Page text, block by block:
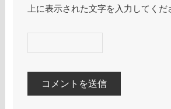
上に表示された文字を入力してくだ